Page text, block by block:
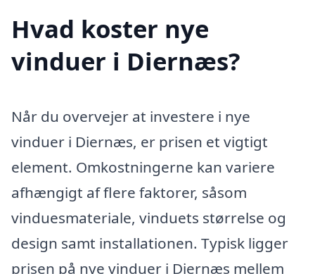
Hvad koster nye
vinduer i Diernæs?
Når du overvejer at investere i nye
vinduer i Diernæs, er prisen et vigtigt
element. Omkostningerne kan variere
afhængigt af flere faktorer, såsom
vinduesmateriale, vinduets størrelse og
design samt installationen. Typisk ligger
prisen på nye vinduer i Diernæs mellem